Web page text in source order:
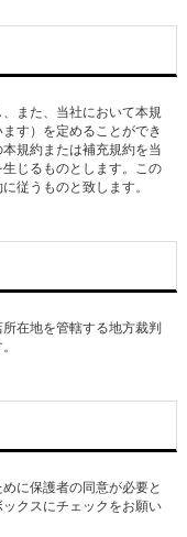
また、当社において本規
す）を定めることができ
規約または補充規約を当
じるものとします。この
従うものと致します。
在地を管轄する地方裁判
に保護者の同意が必要と
クスにチェックをお願い